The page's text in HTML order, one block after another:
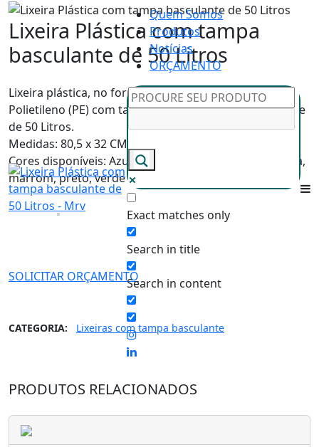
Quem Somos
Produtos
Notícias
ORÇAMENTO
Exact matches only
Search in title
Search in content
Lixeira Plástica com tampa
basculante de 50 Litros
Lixeira plástica, no formato cilíndrico, produzida em
Polietileno (PE) com tampa basculante com capacidade
de 50 Litros.
Medidas: 80,5 x 32 CM (A x D)
Cores disponíveis: Azul, amarelo, branco, cinza, laranja,
marrom, preto, verde e vermelho.
SOLICITAR ORÇAMENTO
CATEGORIA: Lixeiras com tampa basculante
PRODUTOS RELACIONADOS